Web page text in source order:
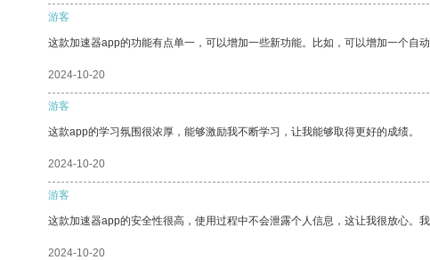
游客
这款加速器app的功能有点单一，可以增加一些新功能。比如，可以增加一个自
2024-10-20
游客
这款app的学习氛围很浓厚，能够激励我不断学习，让我能够取得更好的成绩。
2024-10-20
游客
这款加速器app的安全性很高，使用过程中不会泄露个人信息，这让我很放心。
2024-10-20